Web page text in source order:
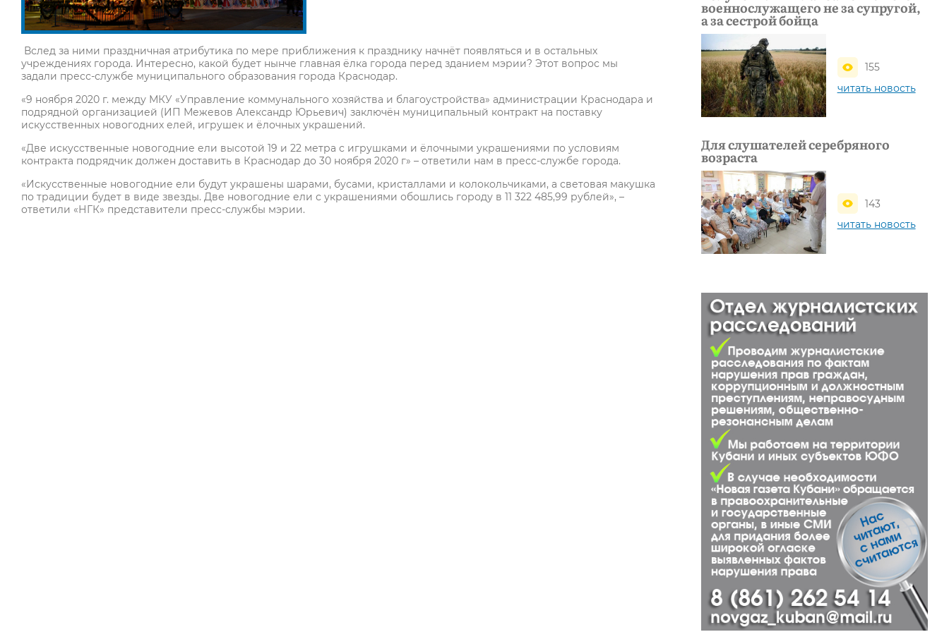
Вслед за ними праздничная атрибутика по мере приближения к празднику начнёт появляться и в остальных
учреждениях города. Интересно, какой будет нынче главная ёлка города перед зданием мэрии? Этот вопрос мы
задали пресс-службе муниципального образования города Краснодар.
«9 ноября 2020 г. между МКУ «Управление коммунального хозяйства и благоустройства» администрации Краснодара и
подрядной организацией (ИП Межевов Александр Юрьевич) заключён муниципальный контракт на поставку
искусственных новогодних елей, игрушек и ёлочных украшений.
«Две искусственные новогодние ели высотой 19 и 22 метра с игрушками и ёлочными украшениями по условиям
контракта подрядчик должен доставить в Краснодар до 30 ноября 2020 г» – ответили нам в пресс-службе города.
«Искусственные новогодние ели будут украшены шарами, бусами, кристаллами и колокольчиками, а световая макушка
по традиции будет в виде звезды. Две новогодние ели с украшениями обошлись городу в 11 322 485,99 рублей», –
ответили «НГК» представители пресс-службы мэрии.
военнослужащего не за супругой,
а за сестрой бойца
155
читать новость
Для слушателей серебряного
возраста
143
читать новость